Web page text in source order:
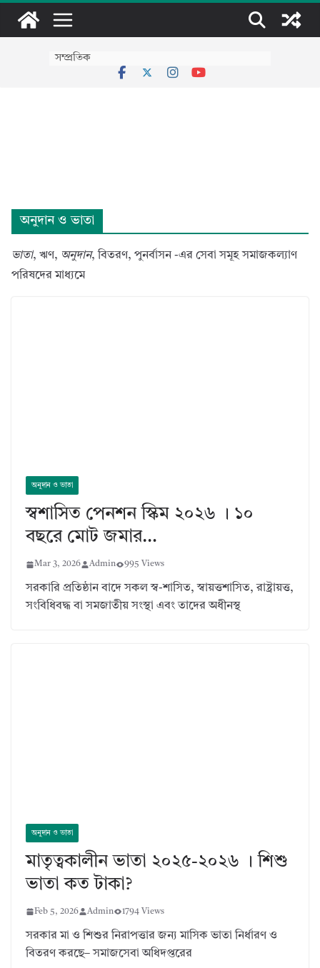
সম্প্রতিক
অনুদান ও ভাতা
ভাতা, ঋণ, অনুদান, বিতরণ, পুনর্বাসন -এর সেবা সমূহ সমাজকল্যাণ
পরিষদের মাধ্যমে
অনুদান ও ভাতা
স্বশাসিত পেনশন স্কিম ২০২৬ । ১০
বছরে মোট জমার…
Mar 3, 2026 Admin 995 Views
সরকারি প্রতিষ্ঠান বাদে সকল স্ব-শাসিত, স্বায়ত্তশাসিত, রাষ্ট্রায়ত্ত,
সংবিধিবদ্ধ বা সমজাতীয় সংস্থা এবং তাদের অধীনস্থ
অনুদান ও ভাতা
মাতৃত্বকালীন ভাতা ২০২৫-২০২৬ । শিশু
ভাতা কত টাকা?
Feb 5, 2026 Admin 1794 Views
সরকার মা ও শিশুর নিরাপত্তার জন্য মাসিক ভাতা নির্ধারণ ও
বিতরণ করছে– সমাজসেবা অধিদপ্তরের